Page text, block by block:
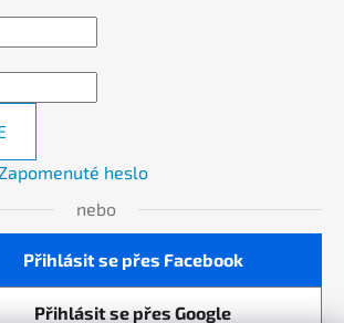
heslo
nebo
Přihlásit se přes Facebook
Přihlásit se přes Google